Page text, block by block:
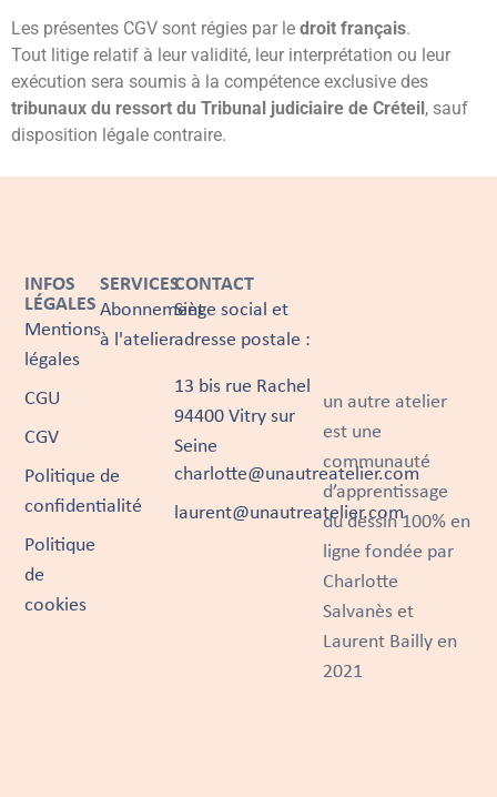
Les présentes CGV sont régies par le droit français.
Tout litige relatif à leur validité, leur interprétation ou leur
exécution sera soumis à la compétence exclusive des
tribunaux du ressort du Tribunal judiciaire de Créteil , sauf
disposition légale contraire.
un autre atelier
est une
communauté
d’apprentissage
du dessin 100% en
ligne fondée par
Charlotte
Salvanès et
Laurent Bailly en
2021
SERVICES
Abonnement
à l'atelier
INFOS
LÉGALES
Mentions
légales
CGU
CGV
Politique de
confidentialité
Politique
de
cookies
CONTACT
Siège social et
adresse postale :
13 bis rue Rachel
94400 Vitry sur
Seine
charlotte@unautreatelier.com
laurent@unautreatelier.com